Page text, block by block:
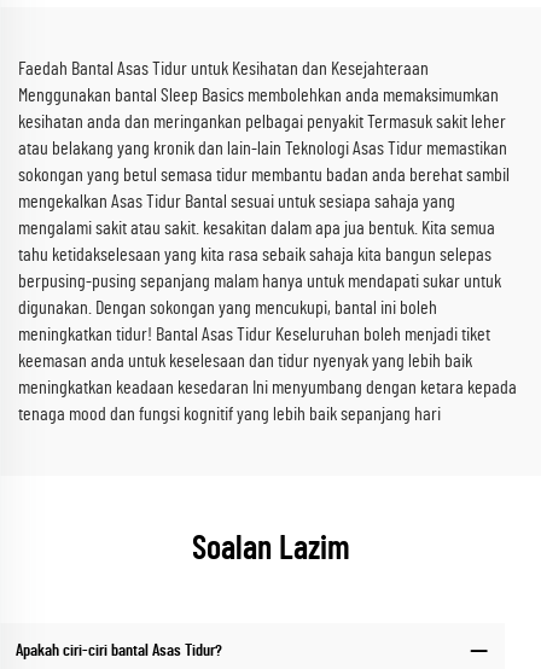
Faedah Bantal Asas Tidur untuk Kesihatan dan Kesejahteraan
Menggunakan bantal Sleep Basics membolehkan anda memaksimumkan
kesihatan anda dan meringankan pelbagai penyakit Termasuk sakit leher
atau belakang yang kronik dan lain-lain Teknologi Asas Tidur memastikan
sokongan yang betul semasa tidur membantu badan anda berehat sambil
mengekalkan Asas Tidur Bantal sesuai untuk sesiapa sahaja yang
mengalami sakit atau sakit. kesakitan dalam apa jua bentuk. Kita semua
tahu ketidakselesaan yang kita rasa sebaik sahaja kita bangun selepas
berpusing-pusing sepanjang malam hanya untuk mendapati sukar untuk
digunakan. Dengan sokongan yang mencukupi, bantal ini boleh
meningkatkan tidur! Bantal Asas Tidur Keseluruhan boleh menjadi tiket
keemasan anda untuk keselesaan dan tidur nyenyak yang lebih baik
meningkatkan keadaan kesedaran Ini menyumbang dengan ketara kepada
tenaga mood dan fungsi kognitif yang lebih baik sepanjang hari
Soalan Lazim
Apakah ciri-ciri bantal Asas Tidur?